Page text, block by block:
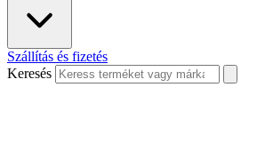
Szállítás és fizetés
Keresés